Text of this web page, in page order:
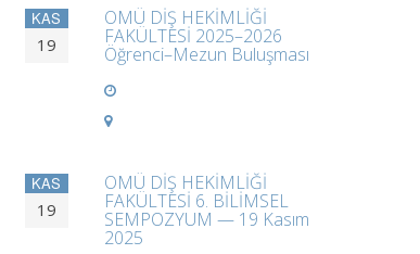
KAS
19
OMÜ DİŞ HEKİMLİĞİ
FAKÜLTESİ 2025–2026
Öğrenci–Mezun Buluşması
KAS
19
OMÜ DİŞ HEKİMLİĞİ
FAKÜLTESİ 6. BİLİMSEL
SEMPOZYUM — 19 Kasım
2025